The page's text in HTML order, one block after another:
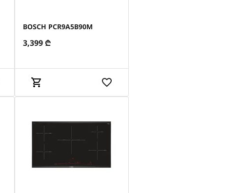
BOSCH PCR9A5B90M
3,399 ₾